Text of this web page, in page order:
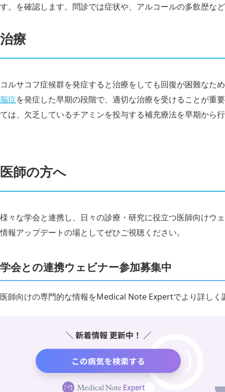
す。を確認します。問診では症状や、アルコールの多飲歴な
治療
コルサコフ症候群を発症すると治療をしても回復が困難なた
脳症を発症した早期の段階で、適切な治療を受けることが重
ては、欠乏しているチアミンを投与する補充療法を早期から
医師の方へ
様々な学会と連携し、日々の診療・研究に役立つ医師向けウ
情報アップデートの場としてぜひご視聴ください。
学会との連携ウェビナー参加募集中
医師向けの専門的な情報をMedical Note Expertでより詳しく